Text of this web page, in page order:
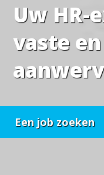
Uw HR-
vaste
Een job zoeken